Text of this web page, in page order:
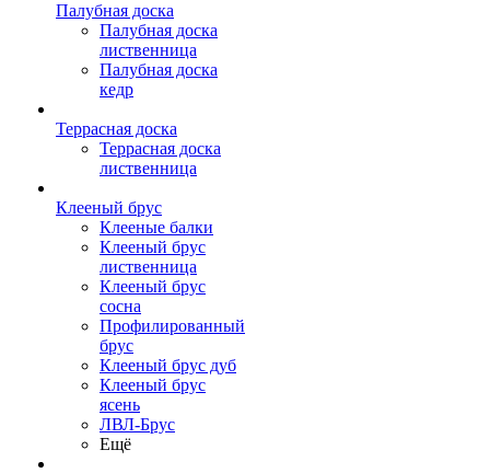
Палубная доска
Палубная доска
лиственница
Палубная доска
кедр
Террасная доска
Террасная доска
лиственница
Клееный брус
Клееные балки
Клееный брус
лиственница
Клееный брус
сосна
Профилированный
брус
Клееный брус дуб
Клееный брус
ясень
ЛВЛ-Брус
Ещё